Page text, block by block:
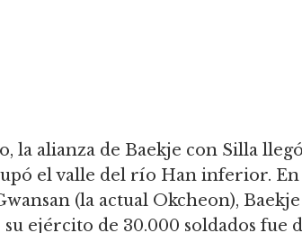
la alianza de Baekje con Silla
el valle del río Han inferior. En
(la actual Okcheon),
ejército de 30.000 soldados fue